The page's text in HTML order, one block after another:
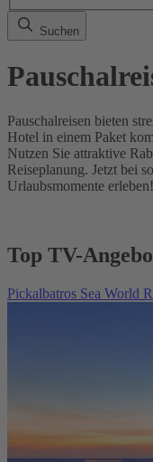
Suchen
Pauschalreisen bieten
Hotel in einem Paket
Nutzen Sie attraktive
Reiseplanung. Jetzt bei
Urlaubsmomente erleben!
Top TV-
Pickalbatros Sea World